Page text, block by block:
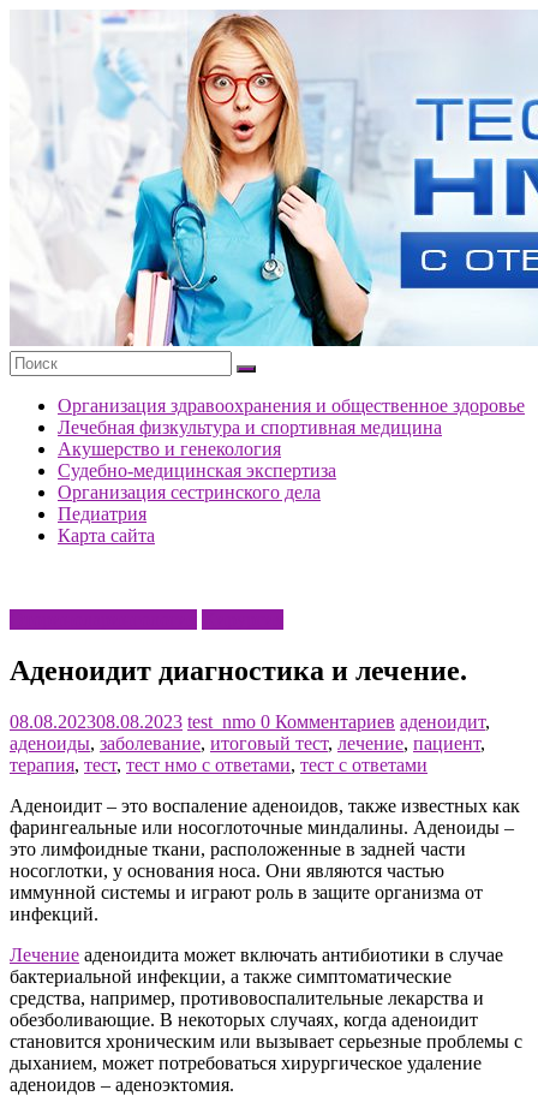
содержимому
портала
ответами
Организация здравоохранения и общественное здоровье
Лечебная физкультура и спортивная медицина
Акушерство и генекология
Судебно-медицинская экспертиза
Организация сестринского дела
Педиатрия
Карта сайта
Аденоидит диагностика и лечение.
08.08.202308.08.2023 test_nmo 0 Комментариев аденоидит,
аденоиды, заболевание, итоговый тест, лечение, пациент,
терапия, тест, тест нмо с ответами, тест с ответами
Аденоидит – это воспаление аденоидов, также известных как
фарингеальные или носоглоточные миндалины. Аденоиды –
это лимфоидные ткани, расположенные в задней части
носоглотки, у основания носа. Они являются частью
иммунной системы и играют роль в защите организма от
инфекций.
Лечение аденоидита может включать антибиотики в случае
бактериальной инфекции, а также симптоматические
средства, например, противовоспалительные лекарства и
обезболивающие. В некоторых случаях, когда аденоидит
становится хроническим или вызывает серьезные проблемы с
дыханием, может потребоваться хирургическое удаление
аденоидов – аденоэктомия.